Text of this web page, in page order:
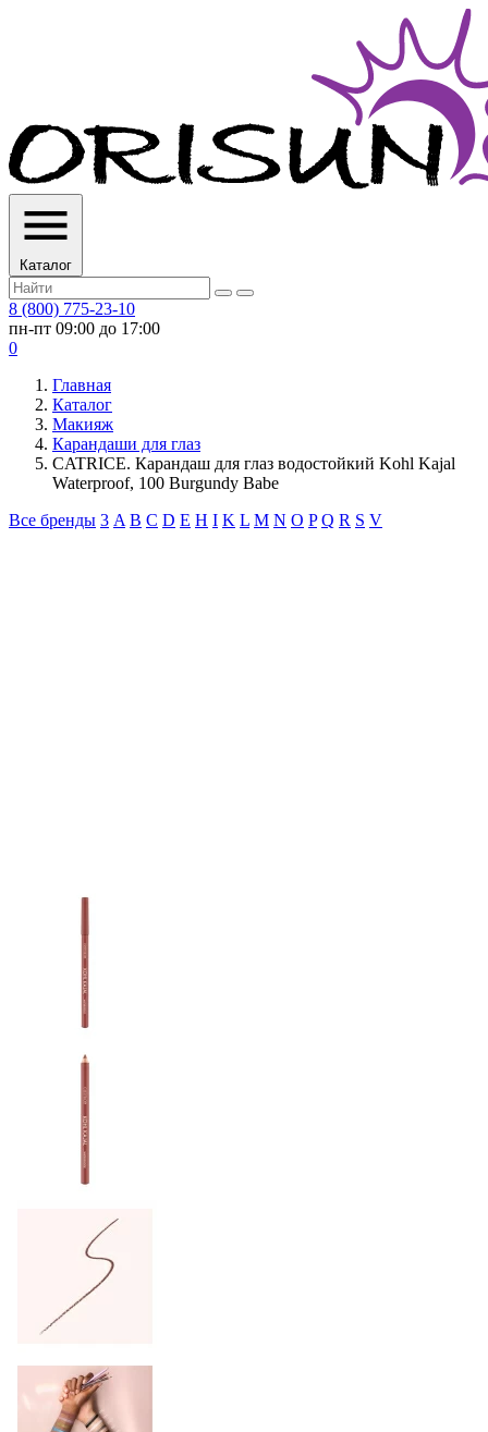
Каталог
8 (800) 775-23-10
пн-пт 09:00 до 17:00
0
Главная
Каталог
Макияж
Карандаши для глаз
CATRICE. Карандаш для глаз водостойкий Kohl Kajal
Waterproof, 100 Burgundy Babe
Все бренды 3 A B C D E H I K L M N O P Q R S V